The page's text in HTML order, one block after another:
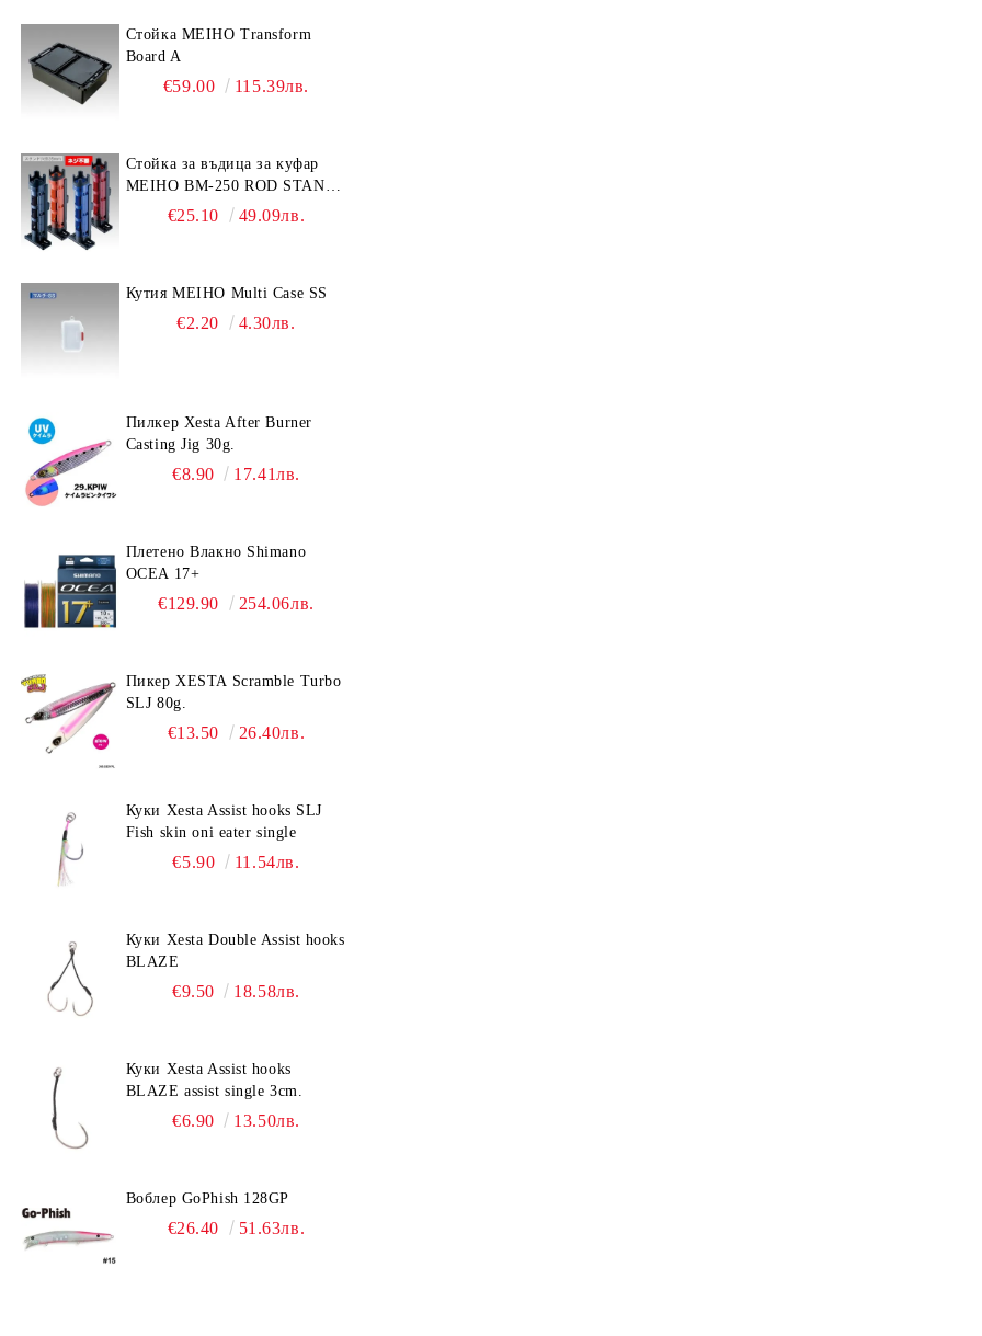
Стойка MEIHO Transform
Board A
€59.00 115.39лв.
Стойка за въдица за куфар
MEIHO BM-250 ROD STAND
-Light Blue/Black color
€25.10 49.09лв.
Кутия MEIHO Multi Case SS
€2.20 4.30лв.
Пилкер Xesta After Burner
Casting Jig 30g.
€8.90 17.41лв.
Плетено Влакно Shimano
OCEA 17+
€129.90 254.06лв.
Пикер XESTA Scramble Turbo
SLJ 80g.
€13.50 26.40лв.
Куки Xesta Assist hooks SLJ
Fish skin oni eater single
€5.90 11.54лв.
Куки Xesta Double Assist hooks
BLAZE
€9.50 18.58лв.
Куки Xesta Assist hooks
BLAZE assist single 3cm.
€6.90 13.50лв.
Воблер GoPhish 128GP
€26.40 51.63лв.